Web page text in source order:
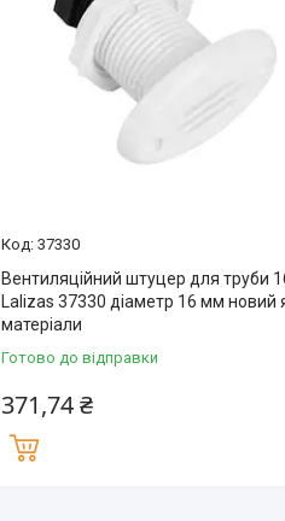
37330
Вентиляційний штуцер для труби
Lalizas 37330 діаметр 16 мм новий
матеріали
Готово до відправки
371,74 ₴